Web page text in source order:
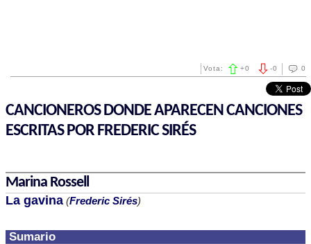
0
-0
Vota: +0
CANCIONEROS DONDE APARECEN CANCIONES
ESCRITAS POR FREDERIC SIRÉS
Sumario
Marina Rossell
La gavina (Frederic Sirés)